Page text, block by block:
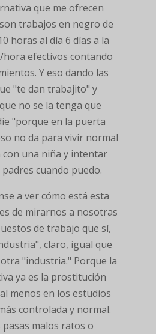
que me ofrecen
trabajos en negro de
horas al día 6 días a la
hora efectivos contando
Y eso dando las
"te dan trabajito" y
no se la tenga que
"porque en la puerta
no da para vivir normal
una niña y intentar
cuando puedo.
a ver cómo está esta
de mirarnos a nosotras
de trabajo que sí,
claro, igual que
"industria." Porque la
ya es la prostitución
menos en los estudios
controlada y normal.
pasas malos ratos o